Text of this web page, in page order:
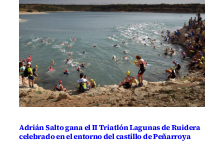
Adrián Salto gana el II Triatlón Lagunas de Ruidera
celebrado en el entorno del castillo de Peñarroya